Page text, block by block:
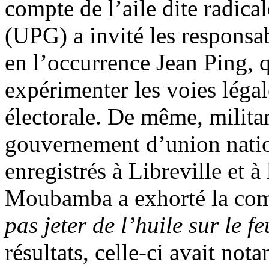
compte de l’aile dite
(UPG) a invité les
en l’occurrence Jean
expérimenter les voies
électorale. De même,
gouvernement d’union
enregistrés à Libreville et
Moubamba a exhorté la
pas jeter de l’huile sur le
résultats, celle-ci avait